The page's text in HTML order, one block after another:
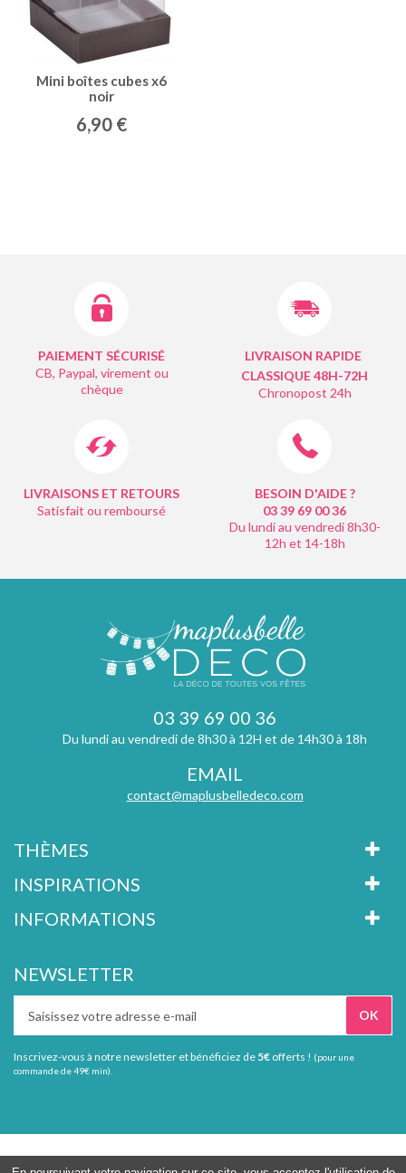
Mini boîtes cubes x6
noir
6,90 €
PAIEMENT SÉCURISÉ
CB, Paypal, virement ou
chèque
LIVRAISON RAPIDE
CLASSIQUE 48H-72H
Chronopost 24h
LIVRAISONS ET RETOURS
Satisfait ou remboursé
BESOIN D'AIDE ?
03 39 69 0036
Du lundi au vendredi 8h30-
12h et 14-18h
03 39 69 00 36
Du lundi au vendredi de 8h30 à 12H et de 14h30 à 18h
EMAIL
contact@maplusbelledeco.com
THÈMES
INSPIRATIONS
INFORMATIONS
NEWSLETTER
Inscrivez-vous à notre newsletter et bénéficiez de 5€ offerts ! (pour une
commande de 49€ min).
Tous droits réservés Ma plus belle déco